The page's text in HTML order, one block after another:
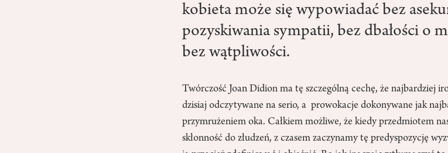
kobieta może się wypowiadać bez
pozyskiwania sympatii, bez dbałości o
bez wątpliwości.
Twórczość Joan Didion ma tę szczególną cechę, że najbardziej
dzisiaj odczytywane na serio, a prowokacje dokonywane jak
przymrużeniem oka. Całkiem możliwe, że kiedy przedmiotem
skłonność do złudzeń, z czasem zaczynamy tę predyspozycję